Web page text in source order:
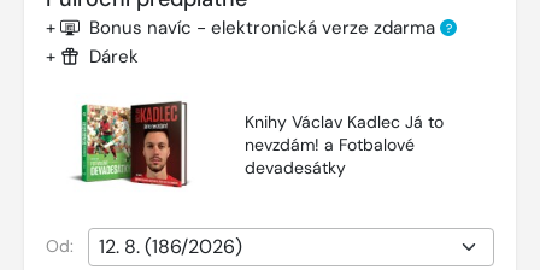
+ Bonus navíc - elektronická verze zdarma ?
+ Dárek
Knihy Václav Kadlec Já to
nevzdám! a Fotbalové
devadesátky
Od: